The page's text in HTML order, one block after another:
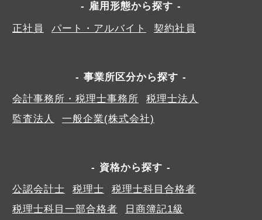
雇用形態から探す
正社員
パート・アルバイト 契約社員
事業所区分から探す
会計事務所・税理士事務所
税理士法人
監査法人
一般企業(株式会社)
資格から探す
公認会計士
税理士
税理士科目合格者
税理士科目一部合格者
日商簿記1級